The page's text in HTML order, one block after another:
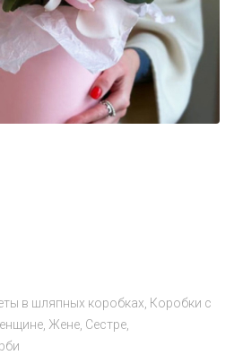
в шляпных коробках Коробки с
Жене Сестре